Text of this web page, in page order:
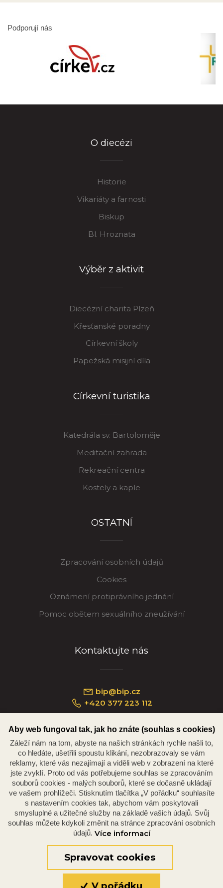
Podporují nás
O diecézi
Historie
Vikariáty a farnosti
Biskup
Bl. Hroznata
Výběr z aktivit
Diecézní charita Plzeň
Křesťanské poradny
Církevní školy
Papežská misijní díla
Církevní turistika
Katedrála sv. Bartoloměje
Meditační zahrada
Rekreační centra
Kostely a kaple
OSTATNÍ
Zpracování osobních údajů
Cookies
Oznámení protiprávního jednání
Pomoc obětem sexuálního zneužívání
Kontaktujte nás
bip@bip.cz
+420 377 223 112
Náměstí Republiky 234/35, 301 00 Plzeň
© 2026 Oficiální stránky Plzeňské diecéze
Aby web fungoval tak, jak ho znáte (souhlas s cookies)
Záleží nám na tom, abyste na našich stránkách rychle našli to,
co hledáte, ušetřili spoustu klikání, nezobrazovaly se vám
reklamy, které vás nezajímají a viděli web v zobrazení na které
jste zvyklí. Proto od vás potřebujeme souhlas se zpracováním
souborů cookies - malých souborů, které se dočasně ukládají
ve vašem prohlížeči. Stisknutím tlačítka „V pořádku“ souhlasíte
s nastavením cookies tak, abychom vám poskytovali
smysluplné a užitečné služby na základě vašich údajů. Svůj
souhlas můžete kdykoli změnit na stránce zpracování osobních
údajů. Více informací
Spravovat cookies
V pořádku